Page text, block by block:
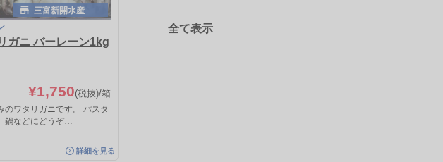
三富新開水産
ガニ バーレーン1kg
¥1,750(税抜)/箱
のワタリガニです。 パスタ
鍋などにどうぞ…
詳細を見る
全て表示